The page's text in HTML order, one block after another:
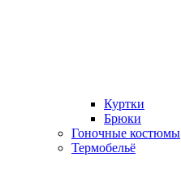
Куртки
Брюки
Гоночные костюмы
Термобельё